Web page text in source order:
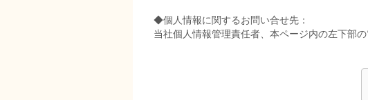
◆個人情報に関するお問い合せ先：
当社個人情報管理責任者、本ページ内の左下部